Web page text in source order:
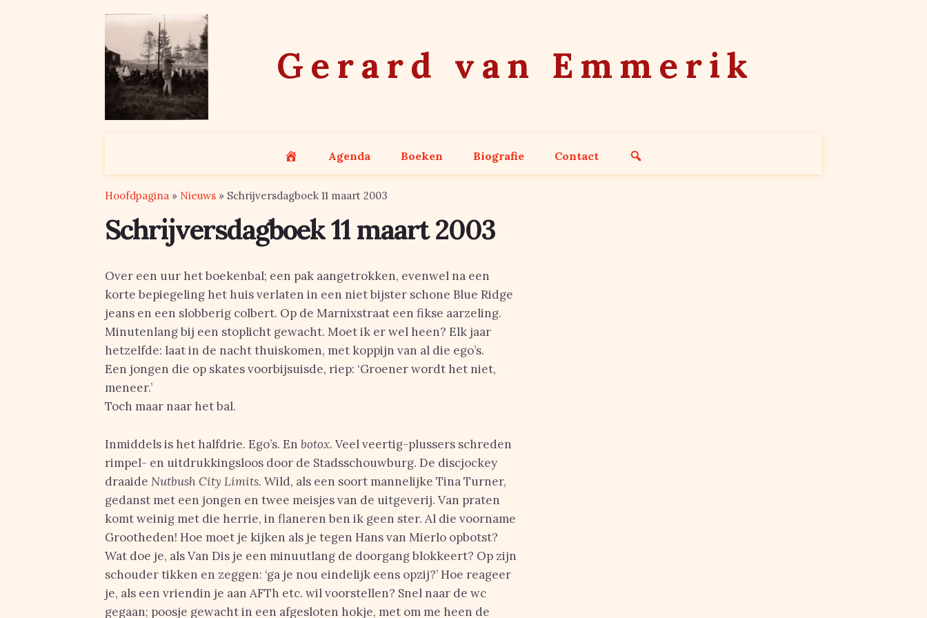
Gerard van Emmerik
Agenda Boeken Biografie Contact
Hoofdpagina » Nieuws » Schrijversdagboek 11 maart 2003
Schrijversdagboek 11 maart 2003
Over een uur het boekenbal; een pak aangetrokken, evenwel na een
korte bepiegeling het huis verlaten in een niet bijster schone Blue Ridge
jeans en een slobberig colbert. Op de Marnixstraat een fikse aarzeling.
Minutenlang bij een stoplicht gewacht. Moet ik er wel heen? Elk jaar
hetzelfde: laat in de nacht thuiskomen, met koppijn van al die ego’s.
Een jongen die op skates voorbijsuisde, riep: ‘Groener wordt het niet,
meneer.’
Toch maar naar het bal.
Inmiddels is het halfdrie. Ego’s. En botox. Veel veertig-plussers schreden
rimpel- en uitdrukkingsloos door de Stadsschouwburg. De discjockey
draaide Nutbush City Limits. Wild, als een soort mannelijke Tina Turner,
gedanst met een jongen en twee meisjes van de uitgeverij. Van praten
komt weinig met die herrie, in flaneren ben ik geen ster. Al die voorname
Grootheden! Hoe moet je kijken als je tegen Hans van Mierlo opbotst?
Wat doe je, als Van Dis je een minuutlang de doorgang blokkeert? Op zijn
schouder tikken en zeggen: ‘ga je nou eindelijk eens opzij?’ Hoe reageer
je, als een vriendin je aan AFTh etc. wil voorstellen? Snel naar de wc
gegaan; poosje gewacht in een afgesloten hokje, met om me heen de